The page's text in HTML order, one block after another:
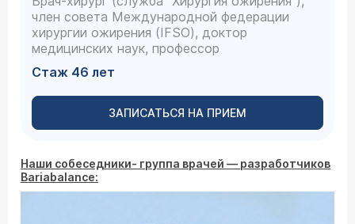
член совета Международной федерации
хирургии ожирения (IFSO), доктор
медицинских наук, профессор
Стаж 46 лет
ЗАПИСАТЬСЯ НА ПРИЕМ
Наши собеседники- группа врачей — разработчиков
Bariabalance: